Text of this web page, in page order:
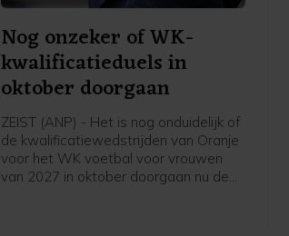
Nog onzeker of WK-
kwalificatieduels in
oktober doorgaan
ZEIST (ANP) - Het is nog onduidelijk of
de kwalificatiewedstrijden van Oranje
voor het WK voetbal voor vrouwen
van 2027 in oktober doorgaan nu de